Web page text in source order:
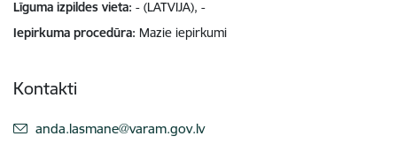
Līguma izpildes vieta - (LATVIJA), -
Iepirkuma procedūra Mazie iepirkumi
Kontakti
E-pasts:
anda.lasmane@varam.gov.lv